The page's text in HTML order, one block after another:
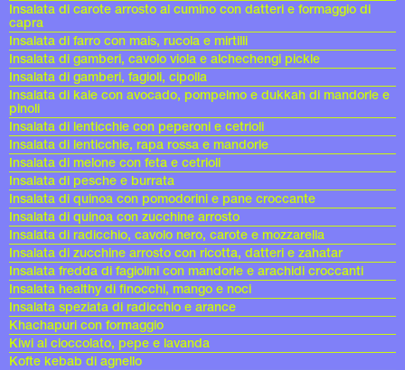
Insalata di carote arrosto al cumino con datteri e formaggio di
capra
Insalata di farro con mais, rucola e mirtilli
Insalata di gamberi, cavolo viola e alchechengi pickle
Insalata di gamberi, fagioli, cipolla
Insalata di kale con avocado, pompelmo e dukkah di mandorle e
pinoli
Insalata di lenticchie con peperoni e cetrioli
Insalata di lenticchie, rapa rossa e mandorle
Insalata di melone con feta e cetrioli
Insalata di pesche e burrata
Insalata di quinoa con pomodorini e pane croccante
Insalata di quinoa con zucchine arrosto
Insalata di radicchio, cavolo nero, carote e mozzarella
Insalata di zucchine arrosto con ricotta, datteri e zahatar
Insalata fredda di fagiolini con mandorle e arachidi croccanti
Insalata healthy di finocchi, mango e noci
Insalata speziata di radicchio e arance
Khachapuri con formaggio
Kiwi al cioccolato, pepe e lavanda
Kofte kebab di agnello